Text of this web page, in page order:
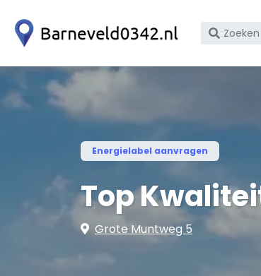
Zoek
Energielabel aanvragen
Top
Grote Muntweg 5